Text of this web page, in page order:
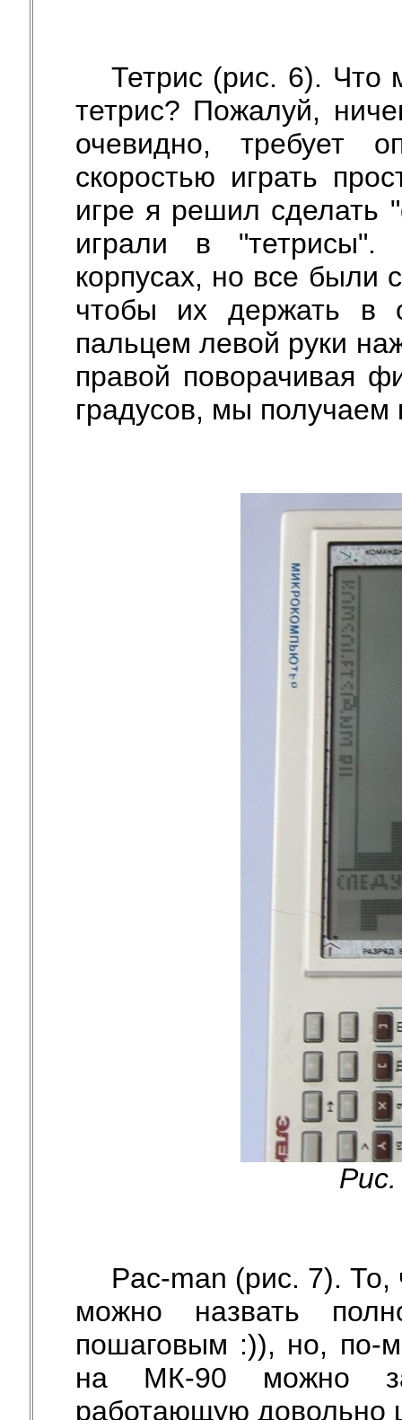
Тетрис (рис. 6). Что
тетрис? Пожалуй,
очевидно, требует
скоростью играть
игре я решил сделать
играли в
корпусах, но все были
чтобы их держать в
пальцем левой руки
правой поворачивая
градусов, мы получаем
Pac-man (рис. 7). То,
можно назвать
пошаговым :)), но, по-
на МК-90 можно
работающую довольно